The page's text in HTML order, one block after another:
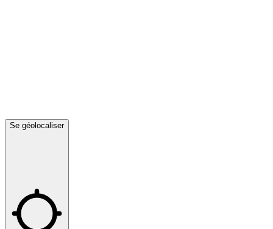
Se géolocaliser